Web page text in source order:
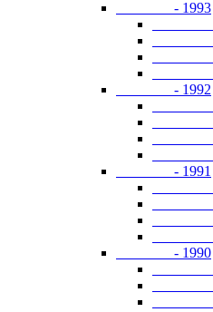
- 1993
-
-
-
-
- 1992
-
-
-
-
- 1991
-
-
-
-
- 1990
-
-
-